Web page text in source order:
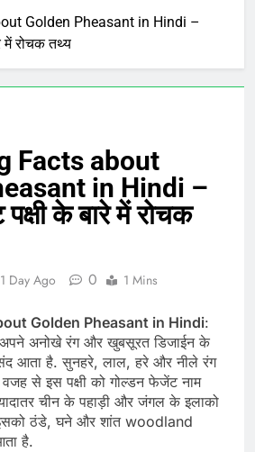
Golden Pheasant in Hindi –
में रोचक तथ्य
Facts about
in Hindi –
के बारे में रोचक
1 Day Ago 0 1 Mins
Golden Pheasant in Hindi:
अनोखे रंग और खुबसूरत डिजाईन के
आता है. सुनहरे, लाल, हरे और नीले रंग
से इस पक्षी को गोल्डन फेजेंट नाम
चीन के पहाड़ी और जंगल के इलाको
इसको ठंडे, घने और शांत woodland
है.